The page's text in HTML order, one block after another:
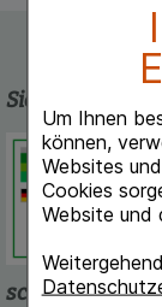
Um Ihnen
können,
Websites
Cookies
Website und
Sicherheit und
schlossapo.de-